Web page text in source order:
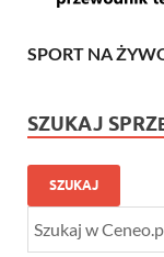
SPORT NA
SZUKAJ
SZUKAJ